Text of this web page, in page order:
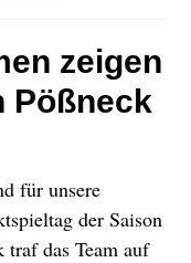
zeigen
Pößneck
für unsere
der Saison
traf das Team auf